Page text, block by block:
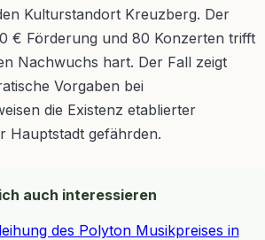
Kulturstandort Kreuzberg. Der
€ Förderung und 80 Konzerten trifft
Nachwuchs hart. Der Fall zeigt
Vorgaben bei
die Existenz etablierter
Hauptstadt gefährden.
auch interessieren
des Polyton Musikpreises in